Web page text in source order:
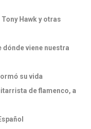
Hawk y otras
dónde viene nuestra
su vida
de flamenco, a